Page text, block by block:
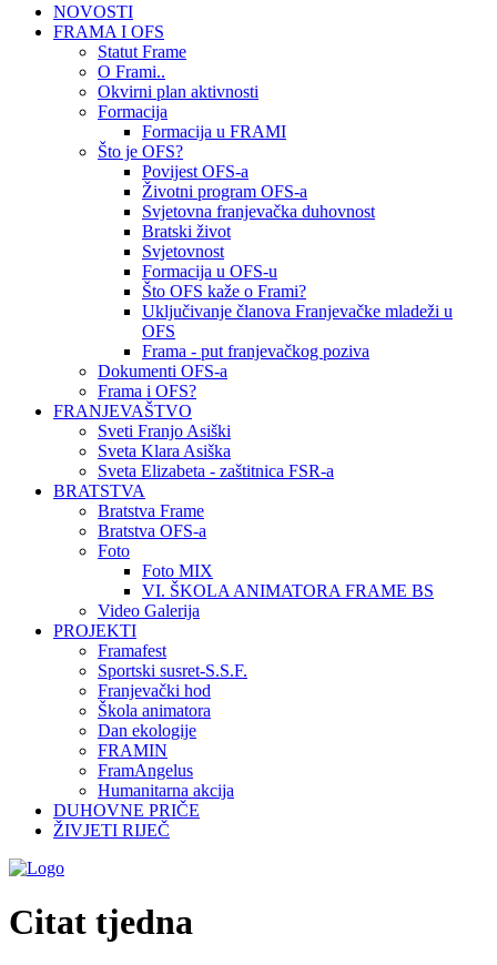
NOVOSTI
FRAMA I OFS
Statut Frame
O Frami..
Okvirni plan aktivnosti
Formacija
Formacija u FRAMI
Što je OFS?
Povijest OFS-a
Životni program OFS-a
Svjetovna franjevačka duhovnost
Bratski život
Svjetovnost
Formacija u OFS-u
Što OFS kaže o Frami?
Uključivanje članova Franjevačke mladeži u
OFS
Frama - put franjevačkog poziva
Dokumenti OFS-a
Frama i OFS?
FRANJEVAŠTVO
Sveti Franjo Asiški
Sveta Klara Asiška
Sveta Elizabeta - zaštitnica FSR-a
BRATSTVA
Bratstva Frame
Bratstva OFS-a
Foto
Foto MIX
VI. ŠKOLA ANIMATORA FRAME BS
Video Galerija
PROJEKTI
Framafest
Sportski susret-S.S.F.
Franjevački hod
Škola animatora
Dan ekologije
FRAMIN
FramAngelus
Humanitarna akcija
DUHOVNE PRIČE
ŽIVJETI RIJEČ
Citat tjedna